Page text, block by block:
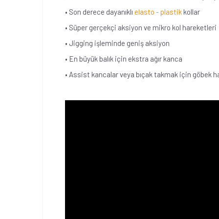
• Son derece dayanıklı elasto - plastik kollar
• Süper gerçekçi aksiyon ve mikro kol hareketleri
• Jigging işleminde geniş aksiyon
• En büyük balık için ekstra ağır kanca
• Assist kancalar veya bıçak takmak için göbek